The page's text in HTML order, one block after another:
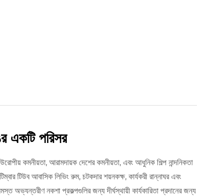
একটি পরিসর
কমনীয়তা, আরামদায়ক দেশের কমনীয়তা, এবং আধুনিক শিল্প নান্দনিকতা
টিউব আবাসিক লিভিং রুম, চটকদার শয়নকক্ষ, কার্যকরী রান্নাঘর এবং
নকশা প্রকল্পগুলির জন্য দীর্ঘস্থায়ী কার্যকারিতা প্রদানের জন্য